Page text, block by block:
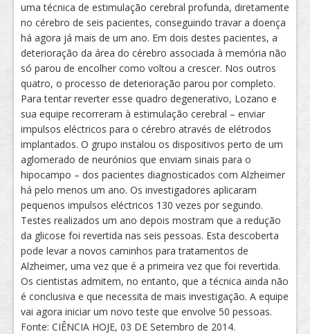
uma técnica de estimulação cerebral profunda, diretamente
no cérebro de seis pacientes, conseguindo travar a doença
há agora já mais de um ano. Em dois destes pacientes, a
deterioração da área do cérebro associada à memória não
só parou de encolher como voltou a crescer. Nos outros
quatro, o processo de deterioração parou por completo.
Para tentar reverter esse quadro degenerativo, Lozano e
sua equipe recorreram à estimulação cerebral – enviar
impulsos eléctricos para o cérebro através de elétrodos
implantados. O grupo instalou os dispositivos perto de um
aglomerado de neurónios que enviam sinais para o
hipocampo – dos pacientes diagnosticados com Alzheimer
há pelo menos um ano. Os investigadores aplicaram
pequenos impulsos eléctricos 130 vezes por segundo.
Testes realizados um ano depois mostram que a redução
da glicose foi revertida nas seis pessoas. Esta descoberta
pode levar a novos caminhos para tratamentos de
Alzheimer, uma vez que é a primeira vez que foi revertida.
Os cientistas admitem, no entanto, que a técnica ainda não
é conclusiva e que necessita de mais investigação. A equipe
vai agora iniciar um novo teste que envolve 50 pessoas.
Fonte: CIÊNCIA HOJE, 03 DE Setembro de 2014.